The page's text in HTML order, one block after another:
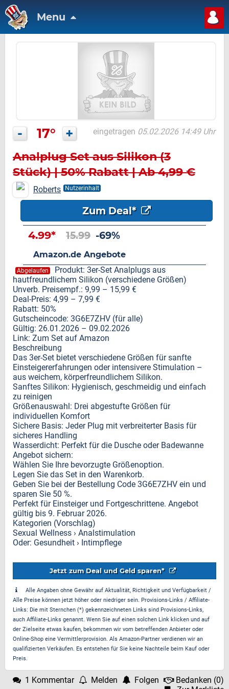
Menu
- 17° + eingetragen 05.02.2026 14:49 Uhr
Analplug Set aus Silikon (3
Stück) | 50% Rabatt | Ab 4,99 €
Roberts Nutzerinhalt
Zum Deal*
4.99* 15.99 -69%
Amazon.de Angebote
Abgelaufen
Produkt: 3er-Set Analplugs aus
hautfreundlichem Silikon (verschiedene Größen)
Unverb. Preisempf.: 9,99 – 15,99 €
Deal-Preis: 4,99 – 7,99 €
Rabatt: 50%
Gutscheincode: 3G6E7ZHV (für alle)
Gültig: 26.01.2026 – 09.02.2026
Link: Zum Set auf Amazon
Beschreibung
Das 3er-Set bietet verschiedene Größen für sanfte
Einsteigererfahrungen oder intensivere Stimulation –
aus weichem, körperfreundlichem Silikon.
Sanftes Silikon: Hygienisch, geschmeidig und einfach
zu reinigen
Größenauswahl: Drei abgestufte Größen für
individuellen Komfort
Sichere Basis: Jeder Plug mit verbreiterter Basis für
sicheres Handling
Wasserdicht: Perfekt für die Dusche oder Badewanne
Angebot sichern:
Wählen Sie Ihre bevorzugte Größenoption.
Legen Sie das Set in den Warenkorb.
Geben Sie bei der Bestellung Code 3G6E7ZHV ein und
sparen Sie 50 %.
Perfekt für Einsteiger und Fortgeschrittene. Angebot
gültig bis 9. Februar 2026.
Kategorien (Vorschlag)
Sexual Wellness › Analstimulation
Oder: Gesundheit › Intimpflege
Jetzt zum Deal und Geld sparen*
Alle Angaben ohne Gewähr auf Aktualität, Richtigkeit und Verfügbarkeit /
Alle Preise können jetzt höher oder niedriger sein. Provisions-Links / Affiliate-
Links: Die mit Sternchen (*) gekennzeichneten Links sind Provisions-Links,
auch Affiliate-Links genannt. Wenn Sie auf einen solchen Link klicken und auf
der Zielseite etwas kaufen, bekommen wir vom betreffenden Anbieter oder
Online-Shop eine Vermittlerprovision. Als Amazon-Partner verdienen wir an
qualifizierten Verkäufen. Es entstehen für Sie keine Nachteile beim Kauf oder
Preis.
1 Kommentar Melden Folgen Bedanken (0)